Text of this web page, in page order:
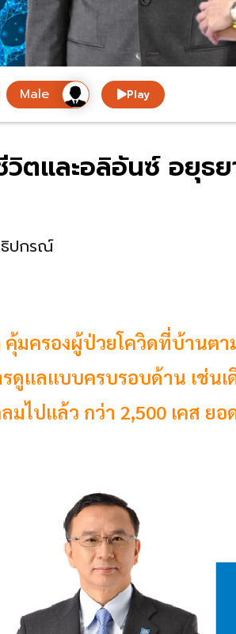
Play
วิตและอลิอันซ์ อยุธ
ธิปกรณ์
มครองผู้ป่วยโควิดที่บ้านต
ดูแลแบบครบรอบด้าน เช่น
มไปแล้ว กว่า 2,500 เคส ย